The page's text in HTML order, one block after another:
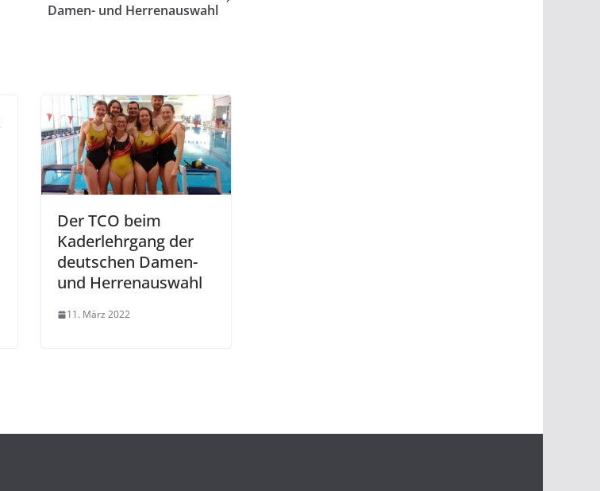
Damen- und Herrenauswahl
Der TCO beim
Kaderlehrgang der
deutschen Damen-
und Herrenauswahl
11. März 2022